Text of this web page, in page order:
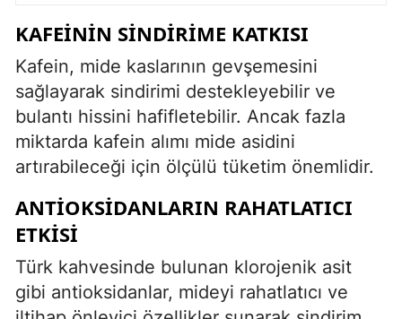
KAFEININ SINDIRIME KATKISI
Kafein, mide kaslarının gevşemesini
sağlayarak sindirimi destekleyebilir ve
bulantı hissini hafifletebilir. Ancak fazla
miktarda kafein alımı mide asidini
artırabileceği için ölçülü tüketim önemlidir.
ANTIOKSIDANLARIN RAHATLATICI
ETKISI
Türk kahvesinde bulunan klorojenik asit
gibi antioksidanlar, mideyi rahatlatıcı ve